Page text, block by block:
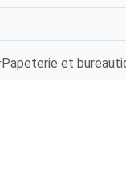
Papeterie et